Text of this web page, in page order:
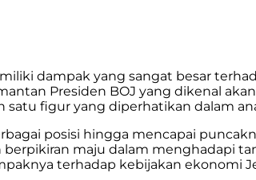
dampak yang sangat besar
Presiden BOJ yang dikenal
figur yang diperhatikan dalam
posisi hingga mencapai
maju dalam menghadapi
terhadap kebijakan ekonomi